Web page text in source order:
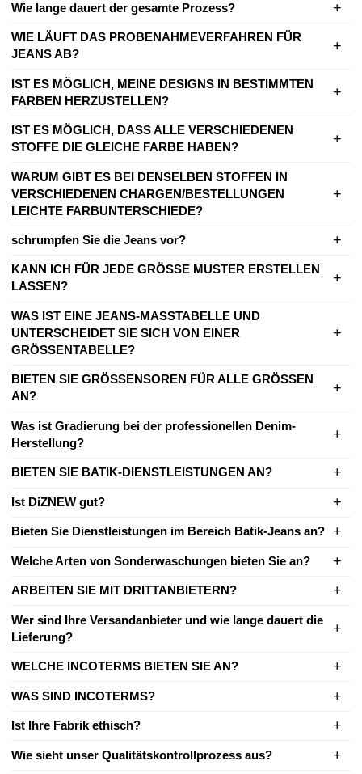
Wie lange dauert der gesamte Prozess?
WIE LÄUFT DAS PROBENAHMEVERFAHREN FÜR
JEANS AB?
IST ES MÖGLICH, MEINE DESIGNS IN BESTIMMTEN
FARBEN HERZUSTELLEN?
IST ES MÖGLICH, DASS ALLE VERSCHIEDENEN
STOFFE DIE GLEICHE FARBE HABEN?
WARUM GIBT ES BEI DENSELBEN STOFFEN IN
VERSCHIEDENEN CHARGEN/BESTELLUNGEN
LEICHTE FARBUNTERSCHIEDE?
schrumpfen Sie die Jeans vor?
KANN ICH FÜR JEDE GRÖSSE MUSTER ERSTELLEN
LASSEN?
WAS IST EINE JEANS-MASSTABELLE UND
UNTERSCHEIDET SIE SICH VON EINER
GRÖSSENTABELLE?
BIETEN SIE GRÖSSENSOREN FÜR ALLE GRÖSSEN
AN?
Was ist Gradierung bei der professionellen Denim-
Herstellung?
BIETEN SIE BATIK-DIENSTLEISTUNGEN AN?
Ist DiZNEW gut?
Bieten Sie Dienstleistungen im Bereich Batik-Jeans an?
Welche Arten von Sonderwaschungen bieten Sie an?
ARBEITEN SIE MIT DRITTANBIETERN?
Wer sind Ihre Versandanbieter und wie lange dauert die
Lieferung?
WELCHE INCOTERMS BIETEN SIE AN?
WAS SIND INCOTERMS?
Ist Ihre Fabrik ethisch?
Wie sieht unser Qualitätskontrollprozess aus?